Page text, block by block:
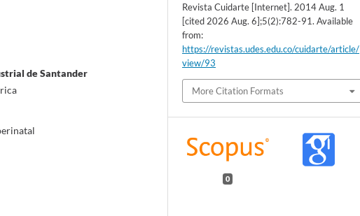
de Santander
Revista Cuidarte [Internet]. 2014 Aug. 1
[cited 2026 Aug. 6];5(2):782-91. Available
from:
https://revistas.udes.edu.co/cuidarte/article/
view/93
More Citation Formats
0